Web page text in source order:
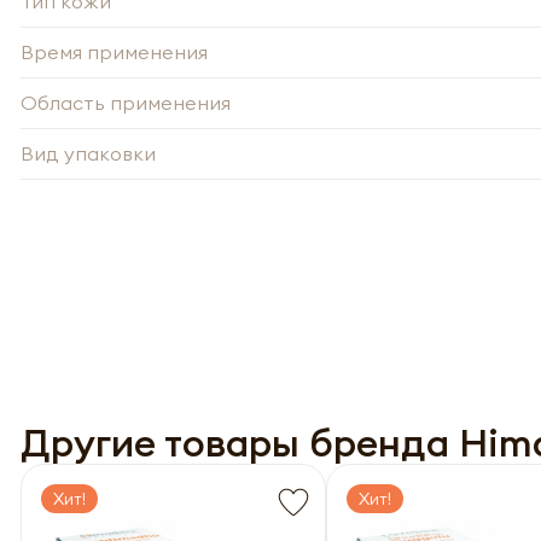
Время применения
Область применения
Вид упаковки
Другие товары бренда
Хит! Хит!